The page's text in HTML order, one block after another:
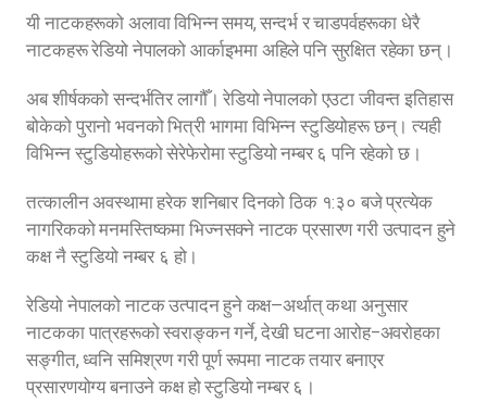
यी नाटकहरूको अलावा विभिन्न समय, सन्दर्भ र चाडपर्वहरूका धेरै
नाटकहरू रेडियो नेपालको आर्काइभमा अहिले पनि सुरक्षित रहेका छन्।
अब शीर्षकको सन्दर्भतिर लागौँ। रेडियो नेपालको एउटा जीवन्त इतिहास
बोकेको पुरानो भवनको भित्री भागमा विभिन्न स्टुडियोहरू छन्। त्यही
विभिन्न स्टुडियोहरूको सेरेफेरोमा स्टुडियो नम्बर ६ पनि रहेको छ।
तत्कालीन अवस्थामा हरेक शनिबार दिनको ठिक १:३० बजे प्रत्येक
नागरिकको मनमस्तिष्कमा भिज्नसक्ने नाटक प्रसारण गरी उत्पादन हुने
कक्ष नै स्टुडियो नम्बर ६ हो।
रेडियो नेपालको नाटक उत्पादन हुने कक्ष—अर्थात् कथा अनुसार
नाटकका पात्रहरूको स्वराङ्कन गर्ने, देखी घटना आरोह–अवरोहका
सङ्गीत, ध्वनि समिश्रण गरी पूर्ण रूपमा नाटक तयार बनाएर
प्रसारणयोग्य बनाउने कक्ष हो स्टुडियो नम्बर ६।